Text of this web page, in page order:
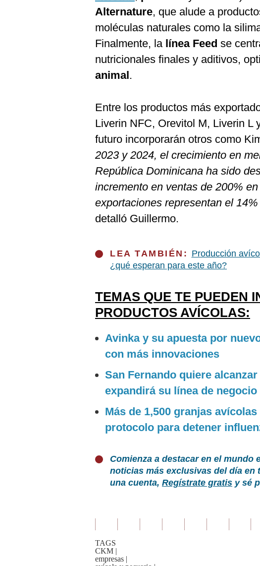
Alternature, que alude a
moléculas naturales como la
Finalmente, la línea Feed se
nutricionales finales y aditivos,
animal.
Entre los productos más
Liverin NFC, Orevitol M, Liverin L
futuro incorporarán otros como
2023 y 2024, el crecimiento en
República Dominicana ha sido
incremento en ventas de 200%
exportaciones representan el
detalló Guillermo.
LEA TAMBIÉN: Producción
¿qué esperan para este año?
TEMAS QUE TE PUEDEN
PRODUCTOS AVÍCOLAS:
Avinka y su apuesta por
con más innovaciones
San Fernando quiere
expandirá su línea de negocio
Más de 1,500 granjas
protocolo para detener
Comienza a destacar en el mundo
noticias más exclusivas del día en
una cuenta, Regístrate gratis y sé
TAGS
CKM |
empresas |